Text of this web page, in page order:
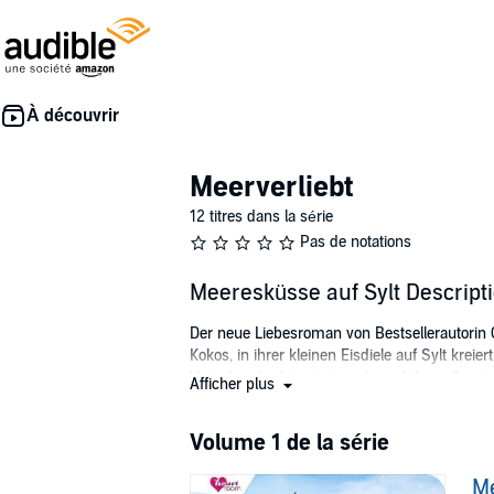
Meerverliebt
12 titres dans la série
Pas de notations
Meeresküsse auf Sylt
Der neue Liebesroman von
Kokos, in ihrer kleinen Eisdiele auf Sylt
Vorhaben funktioniert nur kurz. Inkens
Afficher plus
Volume 1 de la série